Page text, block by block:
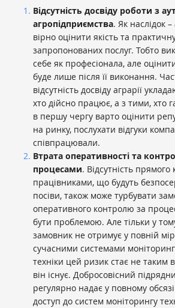
Відсутність досвіду роботи з
агропідприємства. Як наслідок
вірно оцінити якість та
запропонованих послуг. Тобто
себе як професіонала, але
буде лише після її виконання.
відсутність досвіду аграрії
хто дійсно працює, а з тими, хто
в першу чергу варто оцінити
на ринку, послухати відгуки
співпрацювали.
Втрата оперативності та
процесами. Відсутність
працівниками, що будуть
посіви, також може турбувати
оперативного контролю за
бути проблемою. Але тільки у
замовник не отримує у повній
сучасними системами
техніки цей ризик стає не таким
він існує. Добросовісний
регулярно надає у повному
доступ до систем моніторингу